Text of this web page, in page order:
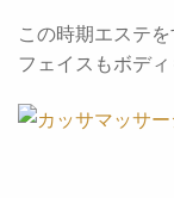
この時期エステ
フェイスもボデ